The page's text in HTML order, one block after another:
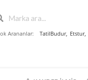
Arananlar: TatilBudur, Etstur,